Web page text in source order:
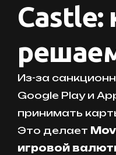
Castle:
Из-за
Google Play и
принимать
Это делает
игровой